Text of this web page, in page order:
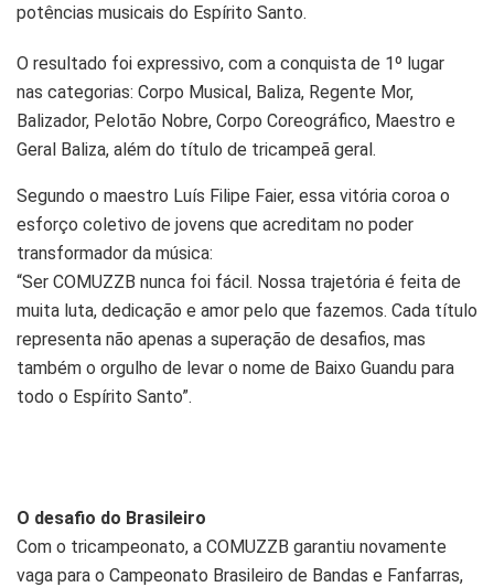
potências musicais do Espírito Santo.
O resultado foi expressivo, com a conquista de 1º lugar
nas categorias: Corpo Musical, Baliza, Regente Mor,
Balizador, Pelotão Nobre, Corpo Coreográfico, Maestro e
Geral Baliza, além do título de tricampeã geral.
Segundo o maestro Luís Filipe Faier, essa vitória coroa o
esforço coletivo de jovens que acreditam no poder
transformador da música:
“Ser COMUZZB nunca foi fácil. Nossa trajetória é feita de
muita luta, dedicação e amor pelo que fazemos. Cada título
representa não apenas a superação de desafios, mas
também o orgulho de levar o nome de Baixo Guandu para
todo o Espírito Santo”.
O desafio do Brasileiro
Com o tricampeonato, a COMUZZB garantiu novamente
vaga para o Campeonato Brasileiro de Bandas e Fanfarras,